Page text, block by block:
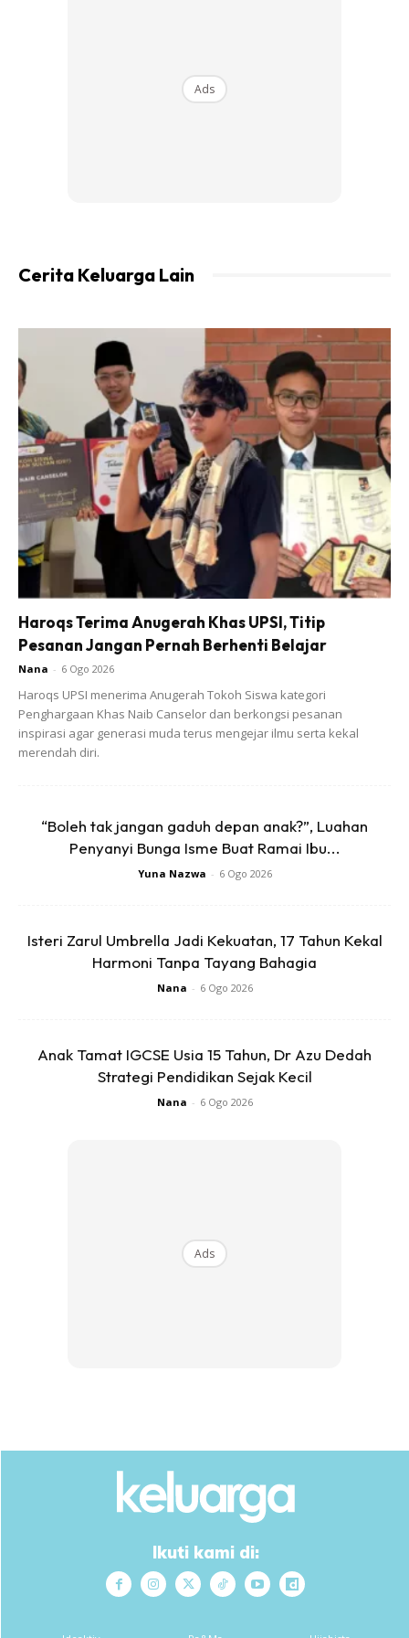
A Post Shared By ADH4 (@zaqone_08)
Hantaran Zaquan dihujani komen-komen di kalangan warga
maya. Ramai yang geram dengan kecomelan bayi ke tujuh
pasangan bahagia itu.
Berikut antara komen-komen warga maya.
Untuk rekod, Ayu mendirikan rumah tangga dengan Zaquan
Ads
Cerita Keluarga Lain
Haroqs Terima Anugerah Khas UPSI, Titip
Pesanan Jangan Pernah Berhenti Belajar
Nana - 6 Ogo 2026
Haroqs UPSI menerima Anugerah Tokoh Siswa kategori
Penghargaan Khas Naib Canselor dan berkongsi pesanan
inspirasi agar generasi muda terus mengejar ilmu serta kekal
merendah diri.
“Boleh tak jangan gaduh depan anak?”, Luahan
Penyanyi Bunga Isme Buat Ramai Ibu...
Yuna Nazwa - 6 Ogo 2026
Isteri Zarul Umbrella Jadi Kekuatan, 17 Tahun Kekal
Harmoni Tanpa Tayang Bahagia
Nana - 6 Ogo 2026
Anak Tamat IGCSE Usia 15 Tahun, Dr Azu Dedah
Strategi Pendidikan Sejak Kecil
Nana - 6 Ogo 2026
Ads
Ikuti kami di: